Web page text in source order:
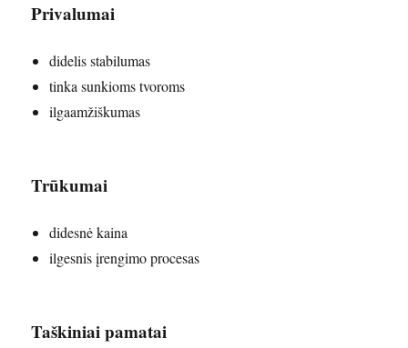
Privalumai
didelis stabilumas
tinka sunkioms tvoroms
ilgaamžiškumas
Trūkumai
didesnė kaina
ilgesnis įrengimo procesas
Taškiniai pamatai